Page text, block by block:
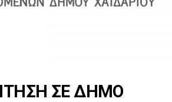
ΣΕ ΔΗΜΟ